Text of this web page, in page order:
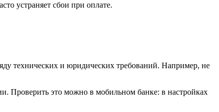
устраняет сбои при оплате.
технических и юридических требований. Например, не
Проверить это можно в мобильном банке: в настройках